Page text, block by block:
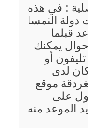
: في هذه
دولة النمسا
قبلما
يمكنك
أو
كان لدى
موقع
على
الموعد منه